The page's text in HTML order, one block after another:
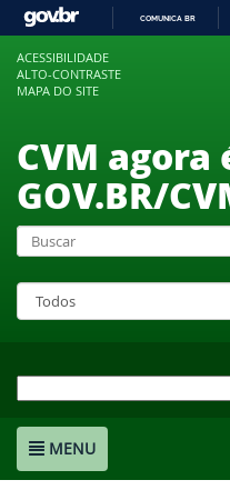
COMUNICA BR
ACESSIBILIDADE
ALTO-CONTRASTE
MAPA DO SITE
CVM agora
GOV.BR/
MENU